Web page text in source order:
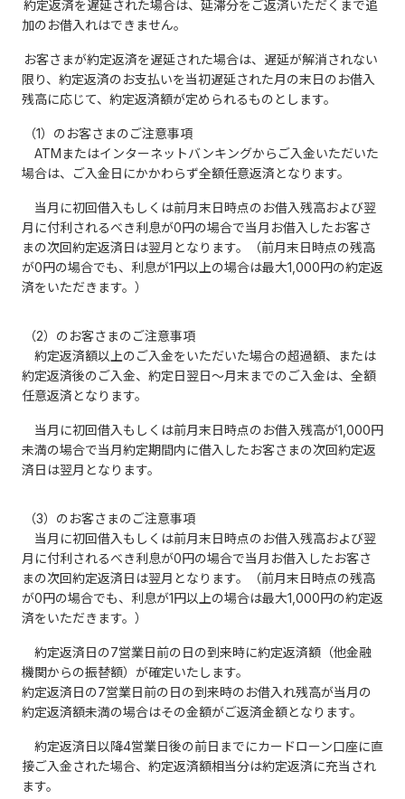
約定返済を遅延された場合は、延滞分をご返済いただくまで追
加のお借入れはできません。
お客さまが約定返済を遅延された場合は、遅延が解消されない
限り、約定返済のお支払いを当初遅延された月の末日のお借入
残高に応じて、約定返済額が定められるものとします。
（1）のお客さまのご注意事項
ATMまたはインターネットバンキングからご入金いただいた
場合は、ご入金日にかかわらず全額任意返済となります。
当月に初回借入もしくは前月末日時点のお借入残高および翌
月に付利されるべき利息が0円の場合で当月お借入したお客さ
まの次回約定返済日は翌月となります。（前月末日時点の残高
が0円の場合でも、利息が1円以上の場合は最大1,000円の約定返
済をいただきます。）
（2）のお客さまのご注意事項
約定返済額以上のご入金をいただいた場合の超過額、または
約定返済後のご入金、約定日翌日～月末までのご入金は、全額
任意返済となります。
当月に初回借入もしくは前月末日時点のお借入残高が1,000円
未満の場合で当月約定期間内に借入したお客さまの次回約定返
済日は翌月となります。
（3）のお客さまのご注意事項
当月に初回借入もしくは前月末日時点のお借入残高および翌
月に付利されるべき利息が0円の場合で当月お借入したお客さ
まの次回約定返済日は翌月となります。（前月末日時点の残高
が0円の場合でも、利息が1円以上の場合は最大1,000円の約定返
済をいただきます。）
約定返済日の7営業日前の日の到来時に約定返済額（他金融
機関からの振替額）が確定いたします。
約定返済日の7営業日前の日の到来時のお借入れ残高が当月の
約定返済額未満の場合はその金額がご返済金額となります。
約定返済日以降4営業日後の前日までにカードローン口座に直
接ご入金された場合、約定返済額相当分は約定返済に充当され
ます。